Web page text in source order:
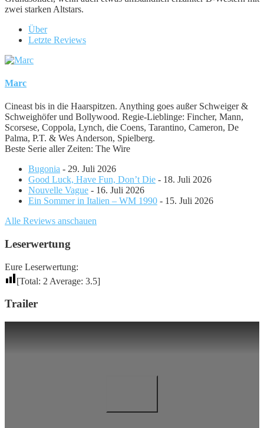
zwei starken Altstars.
Über
Letzte Reviews
Marc
Cineast bis in die Haarspitzen. Anything goes außer Schweiger &
Schweighöfer und Bollywood. Regie-Lieblinge: Fincher, Mann,
Scorsese, Coppola, Lynch, die Coens, Tarantino, Cameron, De
Palma, P.T. & Wes Anderson, Spielberg.
Beste Serie aller Zeiten: The Wire
Bugonia - 29. Juli 2026
Good Luck, Have Fun, Don’t Die - 18. Juli 2026
Nouvelle Vague - 16. Juli 2026
Ein Sommer in Italien – WM 1990 - 15. Juli 2026
Alle Reviews anschauen
Leserwertung
Eure Leserwertung:
[Total: 2 Average: 3.5]
Trailer